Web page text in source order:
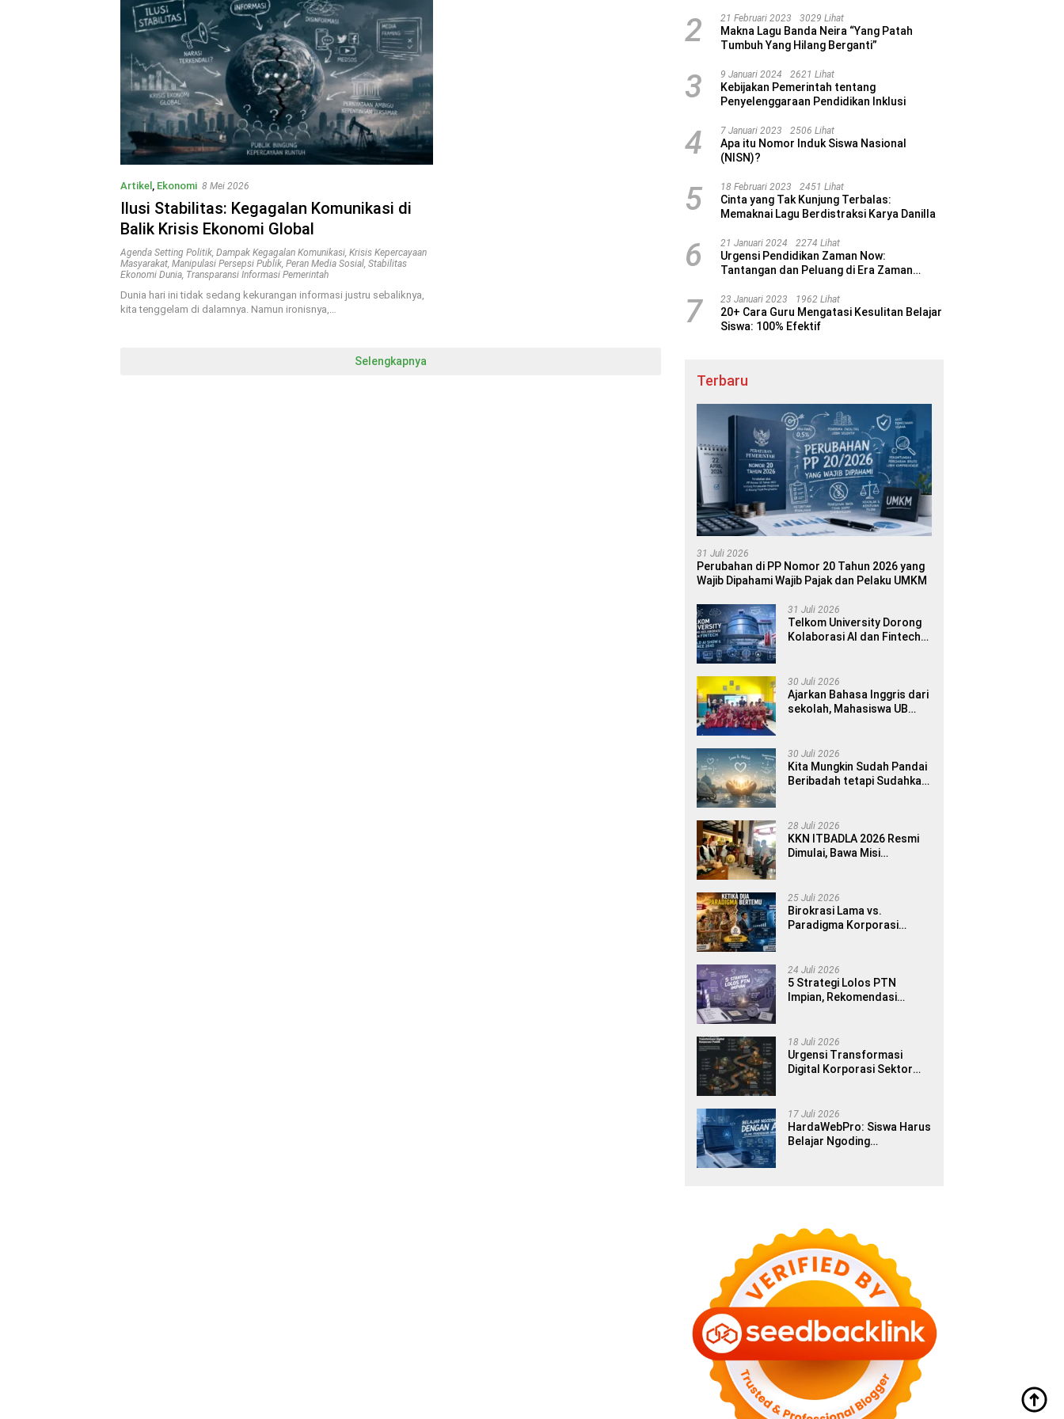
Artikel , Ekonomi 8 Mei 2026
Ilusi Stabilitas: Kegagalan Komunikasi di
Balik Krisis Ekonomi Global
Agenda Setting Politik, Dampak Kegagalan Komunikasi, Krisis Kepercayaan
Masyarakat, Manipulasi Persepsi Publik, Peran Media Sosial, Stabilitas
Ekonomi Dunia, Transparansi Informasi Pemerintah
Dunia hari ini tidak sedang kekurangan informasi justru sebaliknya,
kita tenggelam di dalamnya. Namun ironisnya,…
Selengkapnya
2 21 Februari 2023 3029 Lihat
Makna Lagu Banda Neira “Yang Patah
Tumbuh Yang Hilang Berganti”
3 9 Januari 2024 2621 Lihat
Kebijakan Pemerintah tentang
Penyelenggaraan Pendidikan Inklusi
4 7 Januari 2023 2506 Lihat
Apa itu Nomor Induk Siswa Nasional
(NISN)?
5 18 Februari 2023 2451 Lihat
Cinta yang Tak Kunjung Terbalas:
Memaknai Lagu Berdistraksi Karya Danilla
6 21 Januari 2024 2274 Lihat
Urgensi Pendidikan Zaman Now:
Tantangan dan Peluang di Era Zaman
7 23 Januari 2023 1962 Lihat
20+ Cara Guru Mengatasi Kesulitan Belajar
Siswa: 100% Efektif
Terbaru
31 Juli 2026
Perubahan di PP Nomor 20 Tahun 2026 yang
Wajib Dipahami Wajib Pajak dan Pelaku UMKM
31 Juli 2026
Telkom University Dorong
Kolaborasi AI dan Fintech
30 Juli 2026
Ajarkan Bahasa Inggris dari
sekolah, Mahasiswa UB
Introduce Yourself di SDN
1 Sumberngepoh
30 Juli 2026
Kita Mungkin Sudah Pandai
Beribadah tetapi Sudahkah
28 Juli 2026
KKN ITBADLA 2026 Resmi
Dimulai, Bawa Misi
Empowerment
25 Juli 2026
Birokrasi Lama vs.
Paradigma Korporasi
24 Juli 2026
5 Strategi Lolos PTN
Impian, Rekomendasi
18 Juli 2026
Urgensi Transformasi
Digital Korporasi Sektor
17 Juli 2026
HardaWebPro: Siswa Harus
Belajar Ngoding